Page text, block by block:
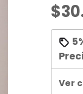
Ver